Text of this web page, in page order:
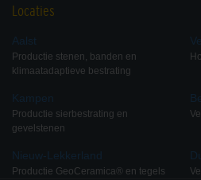
Locaties
Aalst
Productie stenen, banden en
klimaatadaptieve bestrating
Kampen
Productie sierbestrating en
gevelstenen
Nieuw-Lekkerland
Productie GeoCeramica® en tegels